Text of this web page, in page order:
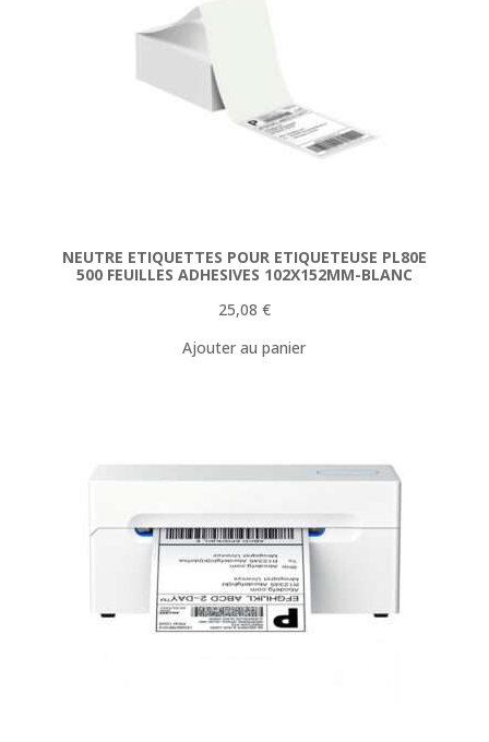
NEUTRE ETIQUETTES POUR ETIQUETEUSE PL80E
500 FEUILLES ADHESIVES 102X152MM-BLANC
25,08 €
Ajouter au panier